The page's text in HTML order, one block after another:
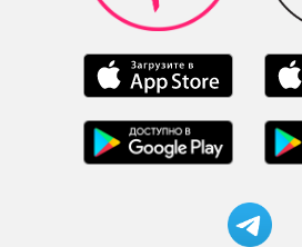
Мобильное
приложение
Professional
загрузить
Мобильное
приложение
Professional
загрузить
Магазин